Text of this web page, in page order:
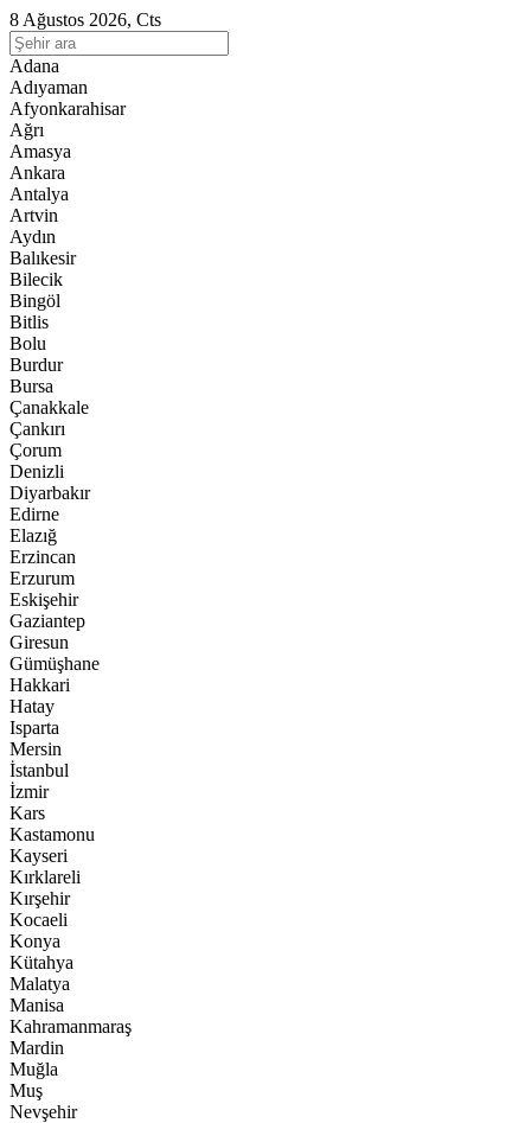
8 Ağustos 2026, Cts
Adana
Adıyaman
Afyonkarahisar
Ağrı
Amasya
Ankara
Antalya
Artvin
Aydın
Balıkesir
Bilecik
Bingöl
Bitlis
Bolu
Burdur
Bursa
Çanakkale
Çankırı
Çorum
Denizli
Diyarbakır
Edirne
Elazığ
Erzincan
Erzurum
Eskişehir
Gaziantep
Giresun
Gümüşhane
Hakkari
Hatay
Isparta
Mersin
İstanbul
İzmir
Kars
Kastamonu
Kayseri
Kırklareli
Kırşehir
Kocaeli
Konya
Kütahya
Malatya
Manisa
Kahramanmaraş
Mardin
Muğla
Muş
Nevşehir